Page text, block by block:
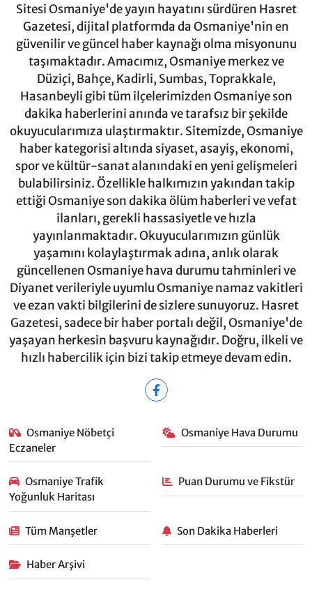
Sitesi Osmaniye'de yayın hayatını sürdüren Hasret
Gazetesi, dijital platformda da Osmaniye'nin en
güvenilir ve güncel haber kaynağı olma misyonunu
taşımaktadır. Amacımız, Osmaniye merkez ve
Düziçi, Bahçe, Kadirli, Sumbas, Toprakkale,
Hasanbeyli gibi tüm ilçelerimizden Osmaniye son
dakika haberlerini anında ve tarafsız bir şekilde
okuyucularımıza ulaştırmaktır. Sitemizde, Osmaniye
haber kategorisi altında siyaset, asayiş, ekonomi,
spor ve kültür-sanat alanındaki en yeni gelişmeleri
bulabilirsiniz. Özellikle halkımızın yakından takip
ettiği Osmaniye son dakika ölüm haberleri ve vefat
ilanları, gerekli hassasiyetle ve hızla
yayınlanmaktadır. Okuyucularımızın günlük
yaşamını kolaylaştırmak adına, anlık olarak
güncellenen Osmaniye hava durumu tahminleri ve
Diyanet verileriyle uyumlu Osmaniye namaz vakitleri
ve ezan vakti bilgilerini de sizlere sunuyoruz. Hasret
Gazetesi, sadece bir haber portalı değil, Osmaniye'de
yaşayan herkesin başvuru kaynağıdır. Doğru, ilkeli ve
hızlı habercilik için bizi takip etmeye devam edin.
Osmaniye Nöbetçi
Eczaneler
Osmaniye Hava Durumu
Osmaniye Trafik
Yoğunluk Haritası
Puan Durumu ve Fikstür
Tüm Manşetler Son Dakika Haberleri
Haber Arşivi